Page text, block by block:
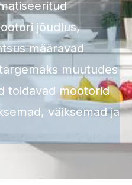
jõudlus,
määravad
muutudes
toidavad mootorid
väiksemad ja